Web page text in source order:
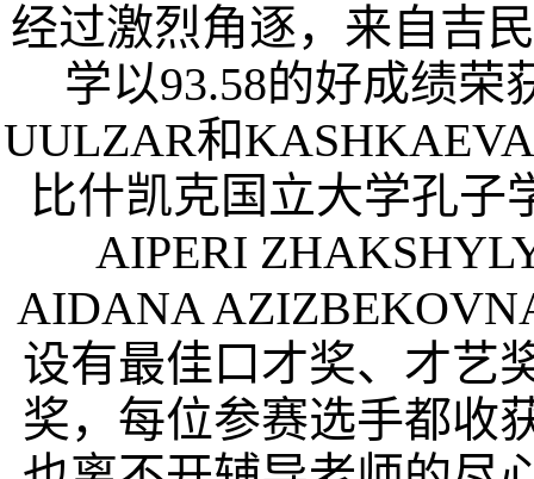
经过激烈角逐，来自吉
学以93.58的好成绩荣
UULZAR和
比什凯克国立大学孔子
AIPERI
AIDANA
设有最佳口才奖、才艺
奖，每位参赛选手都收